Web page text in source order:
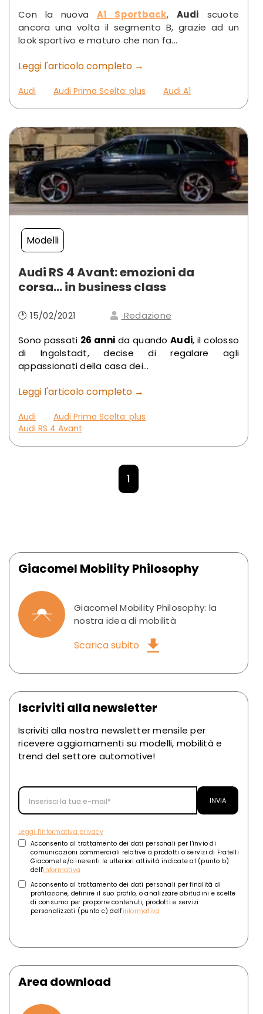
Con la nuova A1 Sportback, Audi scuote
ancora una volta il segmento B, grazie ad un
look sportivo e maturo che non fa...
Leggi l'articolo completo →
Audi Audi Prima Scelta: plus Audi A1
Modelli
Audi RS 4 Avant: emozioni da
corsa… in business class
🕐 15/02/2021
Redazione
Sono passati 26 anni da quandoAudi, il colosso
di Ingolstadt, decise di regalare agli
appassionati della casa dei...
Leggi l'articolo completo →
Audi
Audi Prima Scelta: plus
Audi RS 4 Avant
1
Giacomel Mobility Philosophy
Giacomel Mobility Philosophy: la
nostra idea di mobilità
Scarica subito
Iscriviti alla newsletter
Iscriviti alla nostra newsletter mensile per
ricevere aggiornamenti su modelli, mobilità e
trend del settore automotive!
Leggi l'informativa privacy
Acconsento al trattamento dei dati personali per l'invio di
comunicazioni commerciali relative a prodotti o servizi di Fratelli
Giacomel e/o inerenti le ulteriori attività indicate al (punto b)
dell'informativa
Acconsento al trattamento dei dati personali per finalità di
profilazione, definire il suo profilo, o analizzare abitudini e scelte
di consumo per proporre contenuti, prodotti e servizi
personalizzati (punto c) dell'informativa
Area download